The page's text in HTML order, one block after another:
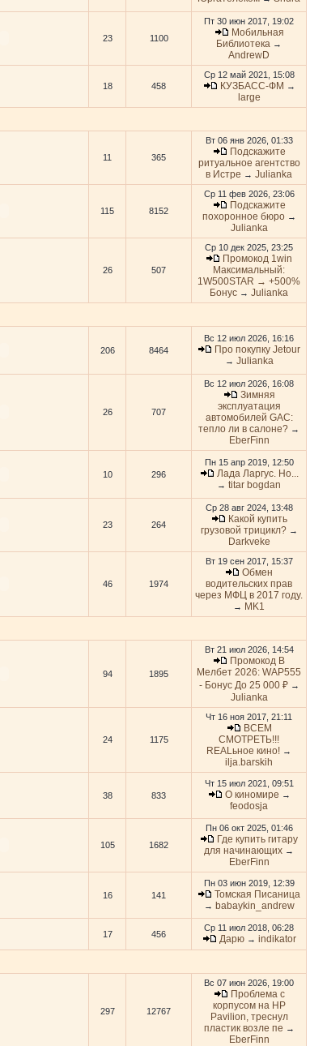
23 1100
Пт 30 июн 2017, 19:02
Мобильная
Библиотека →
AndrewD
18 458
Ср 12 май 2021, 15:08
КУЗБАСС-ФМ →
large
11 365
Вт 06 янв 2026, 01:33
Подскажите
ритуальное агентство
в Истре → Julianka
115 8152
Ср 11 фев 2026, 23:06
Подскажите
похоронное бюро→
Julianka
26 507
Ср 10 дек 2025, 23:25
Промокод 1win
Максимальный:
1W500STAR → +500%
Бонус → Julianka
206 8464
Вс 12 июл 2026, 16:16
Про покупку Jetour
→ Julianka
26 707
Вс 12 июл 2026, 16:08
Зимняя
эксплуатация
автомобилей GAC:
тепло ли в салоне? →
EberFinn
10 296
Пн 15 апр 2019, 12:50
Лада Ларгус. Но...
→ titar bogdan
23 264
Ср 28 авг 2024, 13:48
Какой купить
грузовой трицикл?→
Darkveke
46 1974
Вт 19 сен 2017, 15:37
Обмен
водительских прав
через МФЦ в 2017 году.
→ MK1
94 1895
Вт 21 июл 2026, 14:54
Промокод В
Мелбет 2026: WAP555
- Бонус До 25 000 ₽→
Julianka
24 1175
Чт 16 ноя 2017, 21:11
ВСЕМ
СМОТРЕТЬ!!!
REALьное кино! →
ilja.barskih
38 833
Чт 15 июл 2021, 09:51
О киномире →
feodosja
105 1682
Пн 06 окт 2025, 01:46
Где купить гитару
для начинающих →
EberFinn
16 141
Пн 03 июн 2019, 12:39
Томская Писаница
→ babaykin_andrew
17 456
Ср 11 июл 2018, 06:28
Дарю→ indikator
297 12767
Вс 07 июн 2026, 19:00
Проблема с
корпусом на HP
Pavilion, треснул
пластик возле пе →
EberFinn